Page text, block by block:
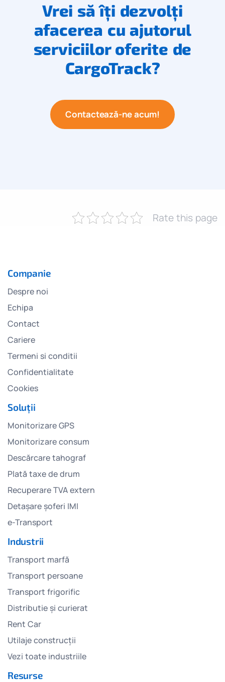
Vrei să îți dezvolți
afacerea cu ajutorul
serviciilor oferite de
CargoTrack?
Contactează-ne acum!
Rate this page
Companie
Despre noi
Echipa
Contact
Cariere
Termeni si conditii
Confidentialitate
Cookies
Soluții
Monitorizare GPS
Monitorizare consum
Descărcare tahograf
Plată taxe de drum
Recuperare TVA extern
Detașare șoferi IMI
e-Transport
Industrii
Transport marfă
Transport persoane
Transport frigorific
Distributie și curierat
Rent Car
Utilaje construcții
Vezi toate industriile
Resurse